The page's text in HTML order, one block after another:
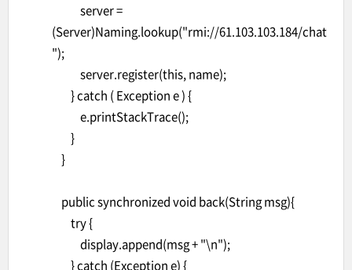
server =
(Server)Naming.lookup("rmi://61.103.103.184/chat
");
server.register(this, name);
} catch ( Exception e ) {
e.printStackTrace();
}
}
public synchronized void back(String msg){
try {
display.append(msg + "\n");
} catch (Exception e) {